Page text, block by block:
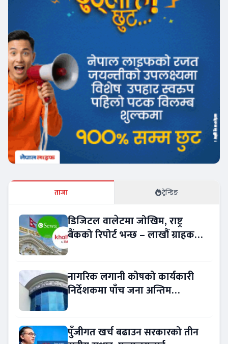
ताजा ट्रेन्डिङ
डिजिटल वालेटमा जोखिम, राष्ट्र
बैंकको रिपोर्ट भन्छ – लाखौं ग्राहकको
नागरिक लगानी कोषको कार्यकारी
निर्देशकमा पाँच जना अन्तिम
पुँजीगत खर्च बढाउन सरकारको तीन